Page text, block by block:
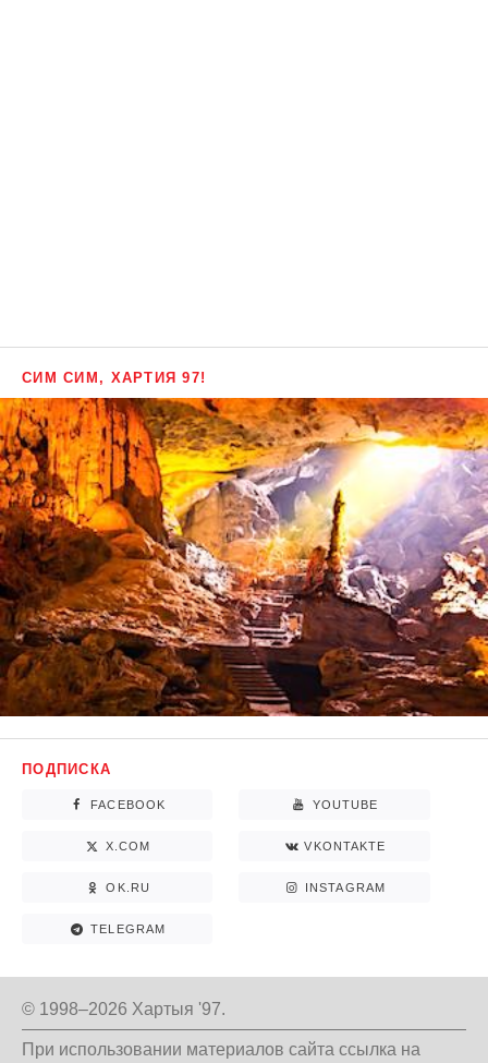
СИМ СИМ, ХАРТИЯ 97!
ПОДПИСКА
FACEBOOK YOUTUBE
X.COM VKONTAKTE
OK.RU INSTAGRAM
TELEGRAM
© 1998–2026 Хартыя '97.
При использовании материалов сайта ссылка на